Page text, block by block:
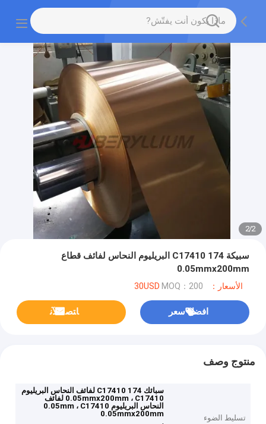
2
/
2
سبيكة 174 C17410 البريليوم النحاس لفائف قطاع
0.05mmx200mm
الأسعار：30USD MOQ：200
افضل سعر ﺎﺘﺼﻟ ﺍﻶﻧ
منتوج وصف
تسليط الضوء
سبائك 174 C17410 لفائف النحاس البريليوم
0.05mmx200mm ، C17410 لفائف
النحاس البريليوم 0.05mm ، C17410
0.05mmx200mm
,